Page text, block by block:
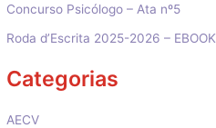
Concurso Psicólogo – Ata nº5
Roda d’Escrita 2025-2026 – EBOOK
Categorias
AECV